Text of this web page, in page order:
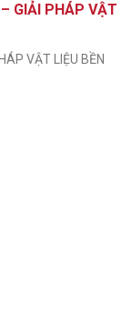
GIẢI PHÁP VẬT
VẬT LIỆU BỀN